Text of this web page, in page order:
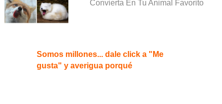
Convierta En Tu Animal Favorito
Somos millones... dale click a "Me
gusta" y averigua porqué